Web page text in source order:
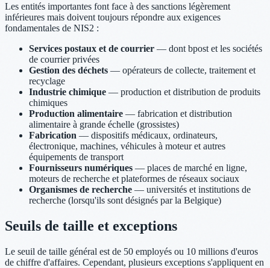
Les entités importantes font face à des sanctions légèrement
inférieures mais doivent toujours répondre aux exigences
fondamentales de NIS2 :
Services postaux et de courrier — dont bpost et les sociétés
de courrier privées
Gestion des déchets — opérateurs de collecte, traitement et
recyclage
Industrie chimique — production et distribution de produits
chimiques
Production alimentaire — fabrication et distribution
alimentaire à grande échelle (grossistes)
Fabrication — dispositifs médicaux, ordinateurs,
électronique, machines, véhicules à moteur et autres
équipements de transport
Fournisseurs numériques — places de marché en ligne,
moteurs de recherche et plateformes de réseaux sociaux
Organismes de recherche — universités et institutions de
recherche (lorsqu'ils sont désignés par la Belgique)
Seuils de taille et exceptions
Le seuil de taille général est de 50 employés ou 10 millions d'euros
de chiffre d'affaires. Cependant, plusieurs exceptions s'appliquent en